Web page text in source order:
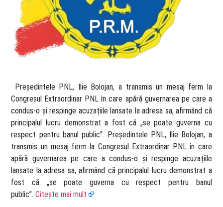
​ Președintele PNL, Ilie Bolojan, a transmis un mesaj ferm la
Congresul Extraordinar PNL în care apără guvernarea pe care a
condus-o și respinge acuzațiile lansate la adresa sa, afirmând că
principalul lucru demonstrat a fost că „se poate guverna cu
respect pentru banul public”. Președintele PNL, Ilie Bolojan, a
transmis un mesaj ferm la Congresul Extraordinar PNL în care
apără guvernarea pe care a condus-o și respinge acuzațiile
lansate la adresa sa, afirmând că principalul lucru demonstrat a
fost că „se poate guverna cu respect pentru banul
public”.Citește mai mult